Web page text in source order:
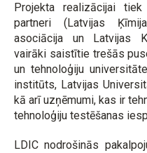
Projekta realizācijai
partneri (Latvijas
asociācija un Latvijas
vairāki saistītie trešās
un tehnoloģiju
institūts, Latvijas
kā arī uzņēmumi, kas ir
tehnoloģiju testēšanas
LDIC nodrošinās